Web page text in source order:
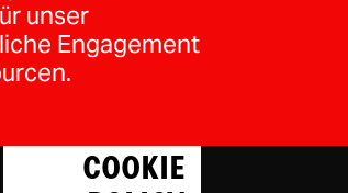
unser
Engagement
COOKIE